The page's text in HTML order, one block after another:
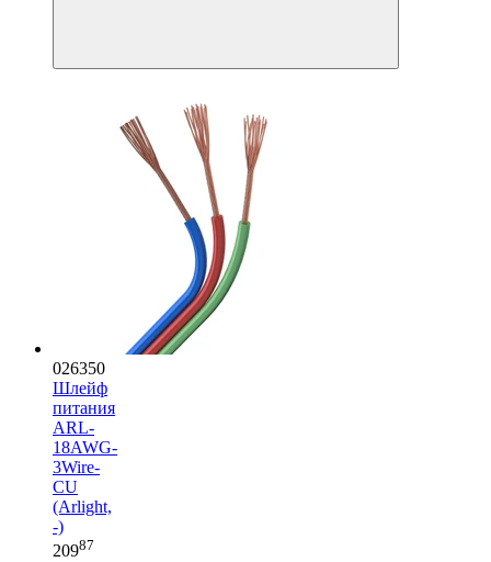
026350
Шлейф
питания
ARL-
18AWG-
3Wire-
CU
(Arlight,
-)
20987